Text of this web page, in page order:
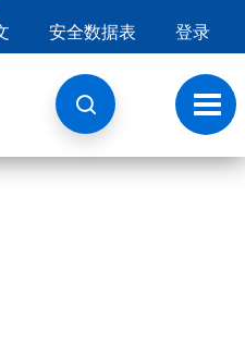
安全数据表 登录
切
换
导
航